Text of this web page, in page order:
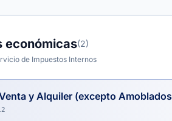
económicas(2)
de Impuestos Internos
y Alquiler (excepto